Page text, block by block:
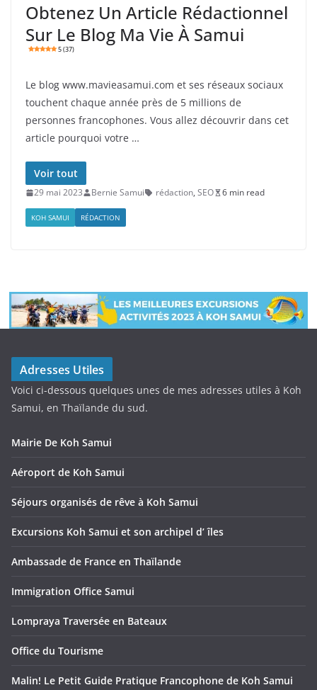
Obtenez Un Article Rédactionnel
Sur Le Blog Ma Vie À Samui
5 (37)
Le blog www.mavieasamui.com et ses réseaux sociaux
touchent chaque année près de 5 millions de
personnes francophones. Vous allez découvrir dans cet
article pourquoi votre …
Voir tout
29 mai 2023 Bernie Samui rédaction, SEO 6 min read
KOH SAMUI RÉDACTION
Adresses Utiles
Voici ci-dessous quelques unes de mes adresses utiles à Koh
Samui, en Thaïlande du sud.
Mairie De Koh Samui
Aéroport de Koh Samui
Séjours organisés de rêve à Koh Samui
Excursions Koh Samui et son archipel d’ îles
Ambassade de France en Thaïlande
Immigration Office Samui
Lompraya Traversée en Bateaux
Office du Tourisme
Malin! Le Petit Guide Pratique Francophone de Koh Samui